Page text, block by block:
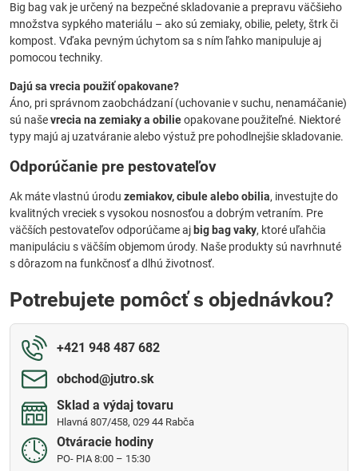
Big bag vak je určený na bezpečné skladovanie a prepravu väčšieho
množstva sypkého materiálu – ako sú zemiaky, obilie, pelety, štrk či
kompost. Vďaka pevným úchytom sa s ním ľahko manipuluje aj
pomocou techniky.
Dajú sa vrecia použiť opakovane?
Áno, pri správnom zaobchádzaní (uchovanie v suchu, nenamáčanie)
sú naševrecia na zemiaky a obilieopakovane použiteľné. Niektoré
typy majú aj uzatváranie alebo výstuž pre pohodlnejšie skladovanie.
Odporúčanie pre pestovateľov
Ak máte vlastnú úrodu zemiakov, cibule alebo obilia, investujte do
kvalitných vreciek s vysokou nosnosťou a dobrým vetraním. Pre
väčších pestovateľov odporúčame aj big bag vaky, ktoré uľahčia
manipuláciu s väčším objemom úrody. Naše produkty sú navrhnuté
s dôrazom na funkčnosť a dlhú životnosť.
Potrebujete pomôcť s objednávkou?
+421 948 487 682
obchod​@jutro​.sk
Sklad a výdaj tovaru
Hlavná 807/458, 029 44 Rabča
Otváracie hodiny
PO- PIA 8:00 – 15:30